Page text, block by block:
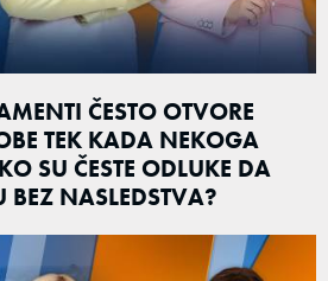
ČESTO OTVORE
TEK KADA NEKOGA
SU ČESTE ODLUKE DA
NASLEDSTVA?